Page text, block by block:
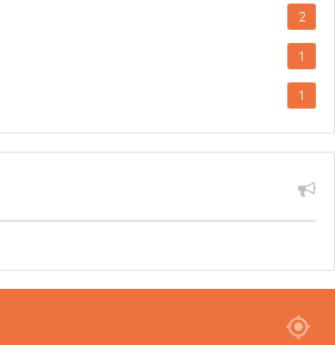
2
1
1